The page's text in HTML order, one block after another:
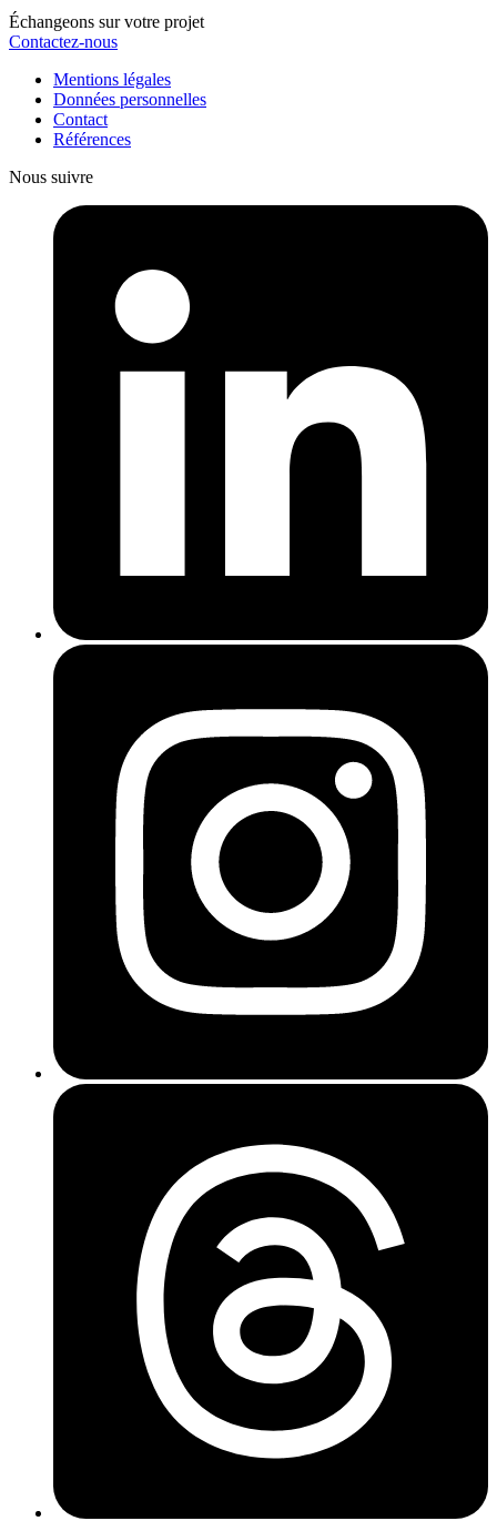
Échangeons sur votre projet
Contactez-nous
Mentions légales
Données personnelles
Contact
Références
Nous suivre